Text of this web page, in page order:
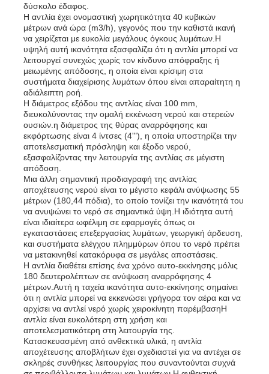
Αρχική Σελίδα
Προϊόντα
Βίντεο
Σχετικά με εμάς
Γύρος εργοστασίων
Ποιοτικός έλεγχος
επαφή
Νέα
Όλες οι περιπτώσεις
Ζητήστε ένα απόσπασμα
δύσκολο έδαφος.
Η αντλία έχει ονομαστική χωρητικότητα 40 κυβικών
μέτρων ανά ώρα (m3/h), γεγονός που την καθιστά ικανή
να χειρίζεται με ευκολία μεγάλους όγκους λυμάτων.Η
υψηλή αυτή ικανότητα εξασφαλίζει ότι η αντλία μπορεί να
λειτουργεί συνεχώς χωρίς τον κίνδυνο απόφραξης ή
μειωμένης απόδοσης, η οποία είναι κρίσιμη στα
συστήματα διαχείρισης λυμάτων όπου είναι απαραίτητη η
αδιάλειπτη ροή.
Η διάμετρος εξόδου της αντλίας είναι 100 mm,
διευκολύνοντας την ομαλή εκκένωση νερού και στερεών
ουσιών.η διάμετρος της θύρας αναρρόφησης και
εκφόρτωσης είναι 4 ίντσες (4'"), η οποία υποστηρίζει την
αποτελεσματική πρόσληψη και έξοδο νερού,
εξασφαλίζοντας την λειτουργία της αντλίας σε μέγιστη
απόδοση.
Μια άλλη σημαντική προδιαγραφή της αντλίας
αποχέτευσης νερού είναι το μέγιστο κεφάλι ανύψωσης 55
μέτρων (180,44 πόδια), το οποίο τονίζει την ικανότητά του
να ανυψώνει το νερό σε σημαντικά ύψη.Η ιδιότητα αυτή
είναι ιδιαίτερα ωφέλιμη σε εφαρμογές όπως οι
εγκαταστάσεις επεξεργασίας λυμάτων, γεωργική άρδευση,
και συστήματα ελέγχου πλημμύρων όπου το νερό πρέπει
να μετακινηθεί κατακόρυφα σε μεγάλες αποστάσεις.
Η αντλία διαθέτει επίσης ένα χρόνο αυτο-εκκίνησης μόλις
180 δευτερολέπτων σε ανύψωση αναρρόφησης 4
μέτρων.Αυτή η ταχεία ικανότητα αυτο-εκκίνησης σημαίνει
ότι η αντλία μπορεί να εκκενώσει γρήγορα τον αέρα και να
αρχίσει να αντλεί νερό χωρίς χειροκίνητη παρέμβασηΗ
αντλία είναι ευκολότερη στη χρήση και
αποτελεσματικότερη στη λειτουργία της.
Κατασκευασμένη από ανθεκτικά υλικά, η αντλία
αποχέτευσης αποβλήτων έχει σχεδιαστεί για να αντέχει σε
σκληρές συνθήκες λειτουργίας που συναντούνται συχνά